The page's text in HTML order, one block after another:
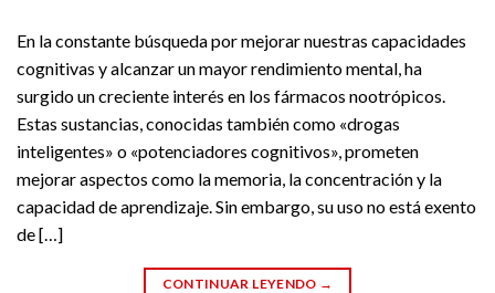
En la constante búsqueda por mejorar nuestras capacidades
cognitivas y alcanzar un mayor rendimiento mental, ha
surgido un creciente interés en los fármacos nootrópicos.
Estas sustancias, conocidas también como «drogas
inteligentes» o «potenciadores cognitivos», prometen
mejorar aspectos como la memoria, la concentración y la
capacidad de aprendizaje. Sin embargo, su uso no está exento
de […]
CONTINUAR LEYENDO →